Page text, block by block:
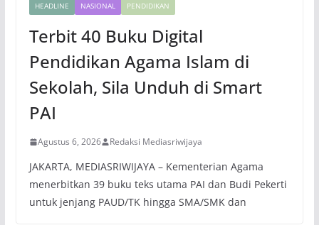
HEADLINE NASIONAL PENDIDIKAN
Terbit 40 Buku Digital
Pendidikan Agama Islam di
Sekolah, Sila Unduh di Smart
PAI
Agustus 6, 2026 Redaksi Mediasriwijaya
JAKARTA, MEDIASRIWIJAYA – Kementerian Agama
menerbitkan 39 buku teks utama PAI dan Budi Pekerti
untuk jenjang PAUD/TK hingga SMA/SMK dan